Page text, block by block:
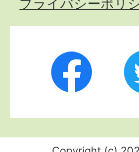
Facebook
プライバシーポリ